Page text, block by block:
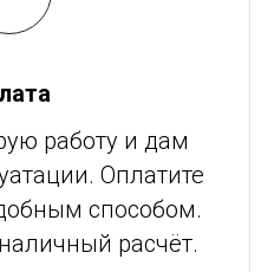
работу и дам
Оплатите
способом.
расчёт.